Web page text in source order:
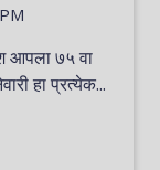
हा प्रत्येक...